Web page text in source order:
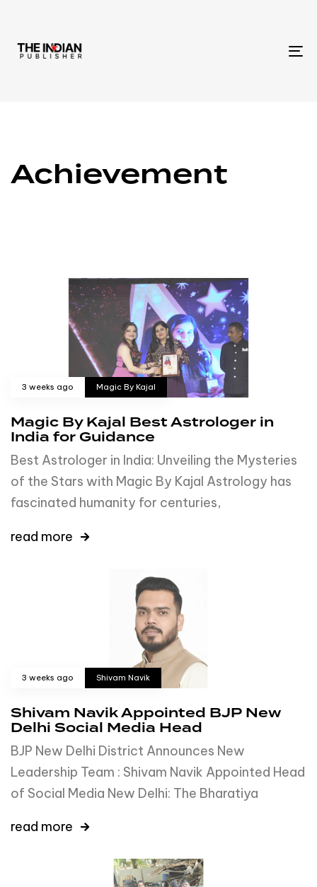
Achievement
3 weeks ago Magic By Kajal
Magic By Kajal Best Astrologer in
India for Guidance
Best Astrologer in India: Unveiling the Mysteries
of the Stars with Magic By Kajal Astrology has
fascinated humanity for centuries,
read more
3 weeks ago Shivam Navik
Shivam Navik Appointed BJP New
Delhi Social Media Head
BJP New Delhi District Announces New
Leadership Team : Shivam Navik Appointed Head
of Social Media New Delhi: The Bharatiya
read more